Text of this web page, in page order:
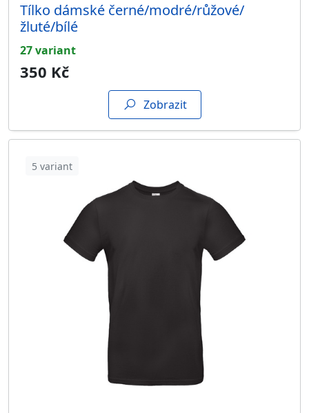
Tílko dámské černé/modré/růžové/
žluté/bílé
27 variant
350 Kč
Zobrazit
5 variant